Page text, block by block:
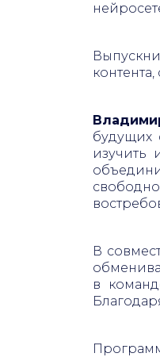
будущих
изучить
В
в